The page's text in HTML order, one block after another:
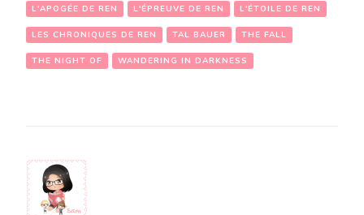
L'APOGÉE DE REN L'ÉPREUVE DE REN L'ÉTOILE DE REN
LES CHRONIQUES DE REN TAL BAUER THE FALL
THE NIGHT OF WANDERING IN DARKNESS